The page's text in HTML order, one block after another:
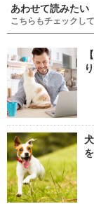
あわせて読みたい
こちらもチェックし